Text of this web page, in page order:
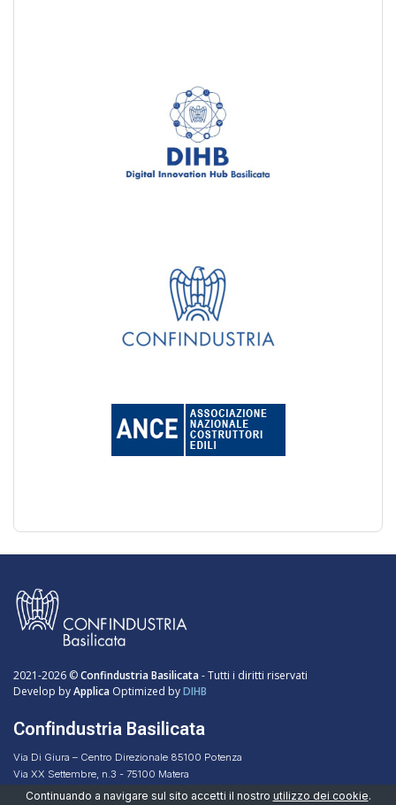
2021-2026 ©Confindustria Basilicata- Tutti i diritti riservati
Develop byApplica Optimized byDIHB
Confindustria Basilicata
Via Di Giura – Centro Direzionale 85100 Potenza
Via XX Settembre, n.3 - 75100 Matera
Codice Fiscale 96051160768
Continuando a navigare sul sito accetti il nostro utilizzo dei cookie.